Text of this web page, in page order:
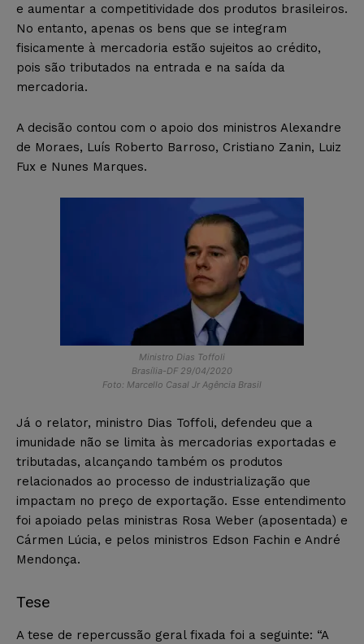
e aumentar a competitividade dos produtos brasileiros.
No entanto, apenas os bens que se integram
fisicamente à mercadoria estão sujeitos ao crédito,
pois são tributados na entrada e na saída da
mercadoria.
A decisão contou com o apoio dos ministros Alexandre
de Moraes, Luís Roberto Barroso, Cristiano Zanin, Luiz
Fux e Nunes Marques.
Ministro Dias Toffoli
Brasília-DF 29/04/2020
Foto: Marcello Casal Jr Agência Brasil
Já o relator, ministro Dias Toffoli, defendeu que a
imunidade não se limita às mercadorias exportadas e
tributadas, alcançando também os produtos
relacionados ao processo de industrialização que
impactam no preço de exportação. Esse entendimento
foi apoiado pelas ministras Rosa Weber (aposentada) e
Cármen Lúcia, e pelos ministros Edson Fachin e André
Mendonça.
Tese
A tese de repercussão geral fixada foi a seguinte: “A